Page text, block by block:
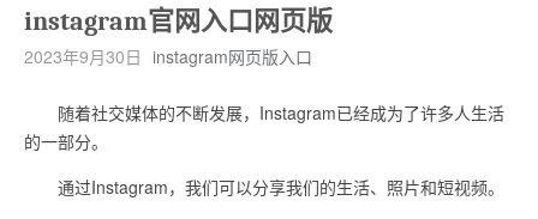
instagram官网入口网页版
2023年9月30日 instagram网页版入口
随着社交媒体的不断发展，Instagram已经成为了许多人生活
的一部分。
通过Instagram，我们可以分享我们的生活、照片和短视频。